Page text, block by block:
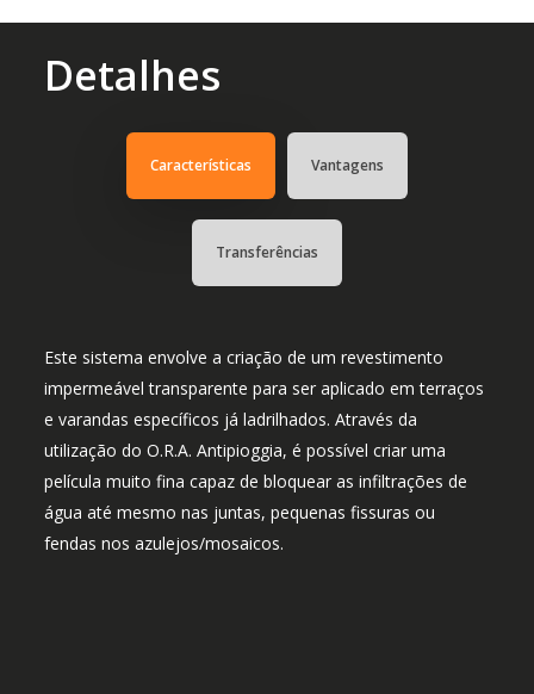
Detalhes
Características Vantagens
Transferências
Este sistema envolve a criação de um revestimento
impermeável transparente para ser aplicado em terraços
e varandas específicos já ladrilhados. Através da
utilização do O.R.A. Antipioggia, é possível criar uma
película muito fina capaz de bloquear as infiltrações de
água até mesmo nas juntas, pequenas fissuras ou
fendas nos azulejos/mosaicos.